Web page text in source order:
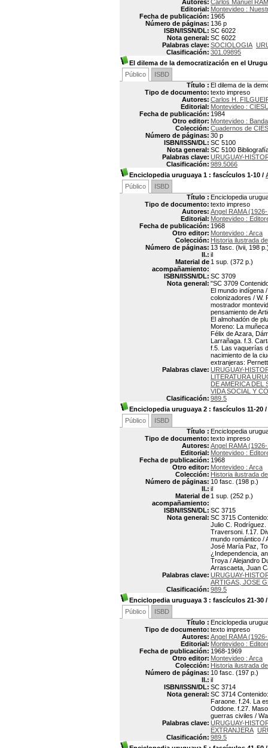
Autores: Carlos Manuel
Editorial: Montevideo :
Fecha de publicación: 1965
Número de páginas: 136 p
ISBN/ISSN/DL: SC 6022
Nota general: SC 6022
Palabras clave: SOCIOLOGIA
Clasificación: 301.09895
El dilema de la democratización en el
Público
ISBD
Título : El dilema de la
Tipo de documento: texto impreso
Autores: Carlos H.
Editorial: Montevideo :
Fecha de publicación: 1984
Otro editor: Montevideo :
Colección: Cuadernos de
Número de páginas: 30 p
ISBN/ISSN/DL: SC 5100
Nota general: SC 5100
Palabras clave: URUGUAY-
Clasificación: 989.5066
Enciclopedia uruguaya 1 : fascículos 1-10 /
Público
ISBD
Título : Enciclopedia
Tipo de documento: texto impreso
Autores: Angel RAMA
Editorial: Montevideo :
Fecha de publicación: 1968
Otro editor: Montevideo : Arca
Colección: Historia ilustrada
Número de páginas: 13 fasc. (lvii, 198
Il.: il
Material de
acompañamiento:
1 sup. (372 p.)
ISBN/ISSN/DL: SC 3709
Nota general: "SC 3709
El mundo indígena
colonizadores / W.
mostrador
pensamiento de
El almohadón de
Moreno: La
Félix de Azara,
Larrañaga. f.3.
f.5. Las vaquerías
nacimiento de la
extranjeras:
Palabras clave: URUGUAY-
LITERATURA
DE AMERICA DEL
VIDA SOCIAL Y
Clasificación: 989.5
Enciclopedia uruguaya 2 : fascículos 11-20 /
Público
ISBD
Título : Enciclopedia
Tipo de documento: texto impreso
Autores: Angel RAMA
Editorial: Montevideo :
Fecha de publicación: 1968
Otro editor: Montevideo : Arca
Colección: Historia ilustrada
Número de páginas: 10 fasc. (198 p.)
Il.: il
Material de
acompañamiento:
1 sup. (252 p.)
ISBN/ISSN/DL: SC 3715
Nota general: SC 3715
Julio C. Rodríguez.
Traversoni. f.17.
mundo romántico /
José María Paz,
¿Independencia,
Troya / Alejandro
Arrascaeta, Juan
Palabras clave: URUGUAY-
ARTIGAS, JOSE
Clasificación: 989.5
Enciclopedia uruguaya 3 : fascículos 21-30
Público
ISBD
Título : Enciclopedia
Tipo de documento: texto impreso
Autores: Angel RAMA
Editorial: Montevideo :
Fecha de publicación: 1968-1969
Otro editor: Montevideo : Arca
Colección: Historia ilustrada
Número de páginas: 10 fasc. (197 p.)
Il.: il
ISBN/ISSN/DL: SC 3714
Nota general: SC 3714
Faraone. f.24. La
Oddone. f.27.
guerras civiles /
Palabras clave: URUGUAY-
EXTRANJERA
Clasificación: 989.5